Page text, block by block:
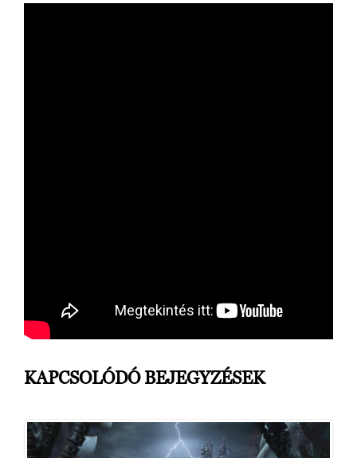
KAPCSOLÓDÓ BEJEGYZÉSEK